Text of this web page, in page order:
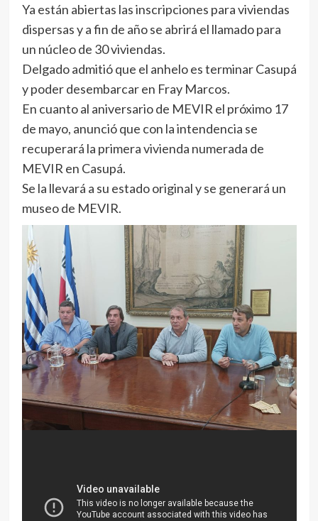
Ya están abiertas las inscripciones para viviendas
dispersas y a fin de año se abrirá el llamado para
un núcleo de 30 viviendas.
Delgado admitió que el anhelo es terminar Casupá
y poder desembarcar en Fray Marcos.
En cuanto al aniversario de MEVIR el próximo 17
de mayo, anunció que con la intendencia se
recuperará la primera vivienda numerada de
MEVIR en Casupá.
Se la llevará a su estado original y se generará un
museo de MEVIR.